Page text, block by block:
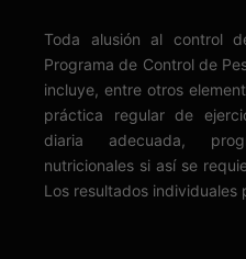
Toda alusión al control
Programa de Control de
incluye, entre otros
práctica regular de
diaria adecuada,
nutricionales si así se
Los resultados individuales